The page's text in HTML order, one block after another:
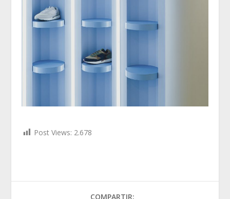
Post Views: 2.678
COMPARTIR: